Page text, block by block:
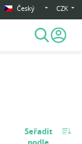
Český CZK
Seřadit